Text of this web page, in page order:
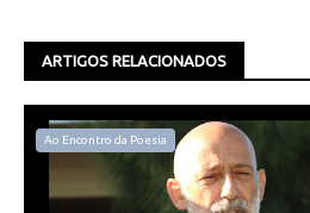
ARTIGOS RELACIONADOS
Ao Encontro da Poesia